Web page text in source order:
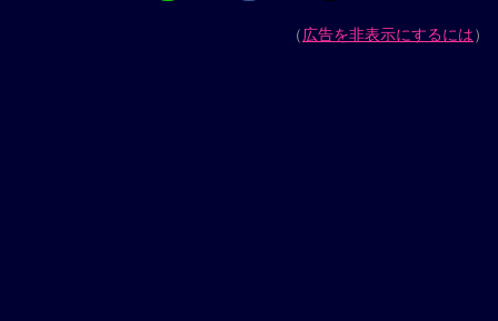
（広告を非表示にするには）